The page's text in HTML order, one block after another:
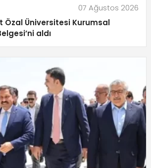
07 Ağustos 2026
Özal Üniversitesi Kurumsal
aldı